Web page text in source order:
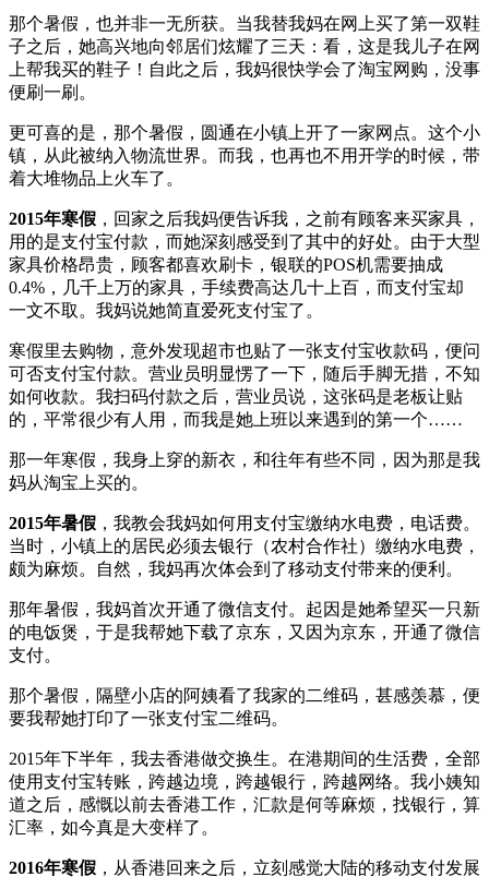
那个暑假，也并非一无所获。当我替我妈在网上买了第一双鞋
子之后，她高兴地向邻居们炫耀了三天：看，这是我儿子在网
上帮我买的鞋子！自此之后，我妈很快学会了淘宝网购，没事
便刷一刷。
更可喜的是，那个暑假，圆通在小镇上开了一家网点。这个小
镇，从此被纳入物流世界。而我，也再也不用开学的时候，带
着大堆物品上火车了。
2015年寒假 ，回家之后我妈便告诉我，之前有顾客来买家具，
用的是支付宝付款，而她深刻感受到了其中的好处。由于大型
家具价格昂贵，顾客都喜欢刷卡，银联的POS机需要抽成
0.4%，几千上万的家具，手续费高达几十上百，而支付宝却
一文不取。我妈说她简直爱死支付宝了。
寒假里去购物，意外发现超市也贴了一张支付宝收款码，便问
可否支付宝付款。营业员明显愣了一下，随后手脚无措，不知
如何收款。我扫码付款之后，营业员说，这张码是老板让贴
的，平常很少有人用，而我是她上班以来遇到的第一个……
那一年寒假，我身上穿的新衣，和往年有些不同，因为那是我
妈从淘宝上买的。
2015年暑假 ，我教会我妈如何用支付宝缴纳水电费，电话费。
当时，小镇上的居民必须去银行（农村合作社）缴纳水电费，
颇为麻烦。自然，我妈再次体会到了移动支付带来的便利。
那年暑假，我妈首次开通了微信支付。起因是她希望买一只新
的电饭煲，于是我帮她下载了京东，又因为京东，开通了微信
支付。
那个暑假，隔壁小店的阿姨看了我家的二维码，甚感羡慕，便
要我帮她打印了一张支付宝二维码。
2015年下半年，我去香港做交换生。在港期间的生活费，全部
使用支付宝转账，跨越边境，跨越银行，跨越网络。我小姨知
道之后，感慨以前去香港工作，汇款是何等麻烦，找银行，算
汇率，如今真是大变样了。
2016年寒假 ，从香港回来之后，立刻感觉大陆的移动支付发展